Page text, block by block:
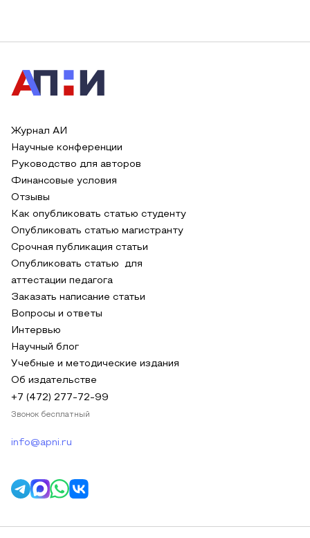
Журнал АИ
Научные конференции
Руководство для авторов
Финансовые условия
Отзывы
Как опубликовать статью студенту
Опубликовать статью магистранту
Срочная публикация статьи
Опубликовать статью для
аттестации педагога
Заказать написание статьи
Вопросы и ответы
Интервью
Научный блог
Учебные и методические издания
Об издательстве
+7 (472) 277-72-99
Звонок бесплатный
info@apni.ru